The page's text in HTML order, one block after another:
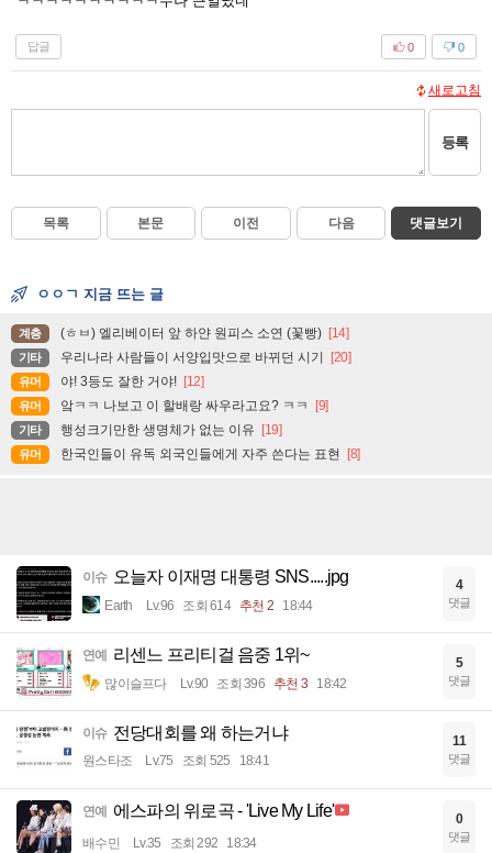
답글 0
0
새로고침
등록
목록 본문 이전 다음 댓글보기
ㅇㅇㄱ 지금 뜨는 글
계층 (ㅎㅂ) 엘리베이터 앞 하얀 원피스 소연 (꽃빵) [14]
기타 우리나라 사람들이 서양입맛으로 바뀌던 시기 [20]
유머 야! 3등도 잘한 거야! [12]
유머 앜ㅋㅋ 나보고 이 할배랑 싸우라고요? ㅋㅋ [9]
기타 행성크기만한 생명체가 없는 이유 [19]
유머 한국인들이 유독 외국인들에게 자주 쓴다는 표현 [8]
이슈 오늘자 이재명 대통령 SNS.....jpg
Earth Lv.96 조회 614 추천 2 18:44
4
댓글
연예 리센느 프리티걸 음중 1위~
많이슬프다 Lv.90 조회 396 추천 3 18:42
5
댓글
이슈 전당대회를 왜 하는거냐
원스타조 Lv.75 조회 525 18:41
11
댓글
연예 에스파의 위로곡 - 'Live My Life'
배수민 Lv.35 조회 292 18:34
0
댓글